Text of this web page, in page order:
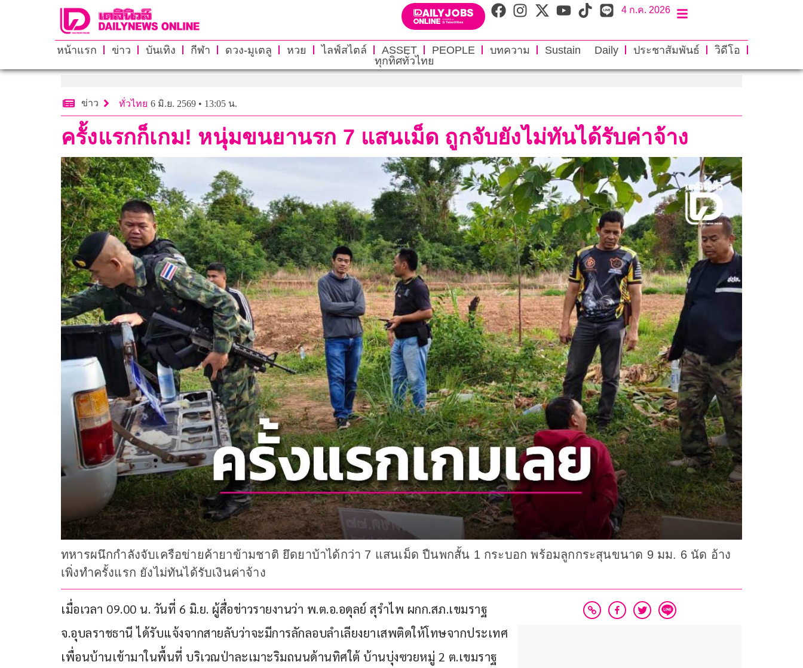
4 ก.ค. 2026
หน้าแรก ข่าว บันเทิง กีฬา ดวง-มูเตลู หวย ไลฟ์สไตล์ ASSET PEOPLE บทความ Sustain Daily ประชาสัมพันธ์
วิดีโอ
ทุกทิศทั่วไทย
ข่าว ทั่วไทย 6 มิ.ย. 2569 • 13:05 น.
ครั้งแรกก็เกม! หนุ่มขนยานรก 7 แสนเม็ด ถูกจับยังไม่ทันได้รับค่าจ้าง
ทหารผนึกกำลังจับเครือข่ายค้ายาข้ามชาติ ยึดยาบ้าได้กว่า 7 แสนเม็ด ปืนพกสั้น 1 กระบอก พร้อมลูกกระสุนขนาด 9 มม. 6 นัด อ้าง
เพิ่งทำครั้งแรก ยังไม่ทันได้รับเงินค่าจ้าง
เมื่อเวลา 09.00 น. วันที่ 6 มิ.ย. ผู้สื่อข่าวรายงานว่า พ.ต.อ.อดุลย์ สุรำไพ ผกก.สภ.เขมราฐ
จ.อุบลราชธานี ได้รับแจ้งจากสายลับว่าจะมีการลักลอบลำเลียงยาเสพติดให้โทษจากประเทศ
เพื่อนบ้านเข้ามาในพื้นที่ บริเวณป่าละเมาะริมถนนด้านทิศใต้ บ้านบุ่งซวยหมู่ 2 ต.เขมราฐ